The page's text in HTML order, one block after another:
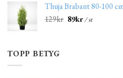
Thuja Brabant 80-100
129kr 89kr/ st
TOPP BETYG